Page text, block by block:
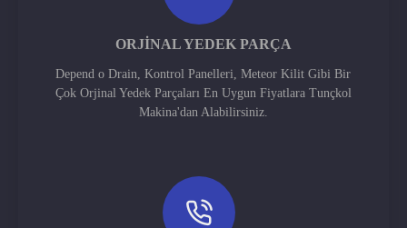
ORJINAL YEDEK PARÇA
Depend o Drain, Kontrol Panelleri, Meteor Kilit Gibi Bir
Çok Orjinal Yedek Parçaları En Uygun Fiyatlara Tunçkol
Makina'dan Alabilirsiniz.